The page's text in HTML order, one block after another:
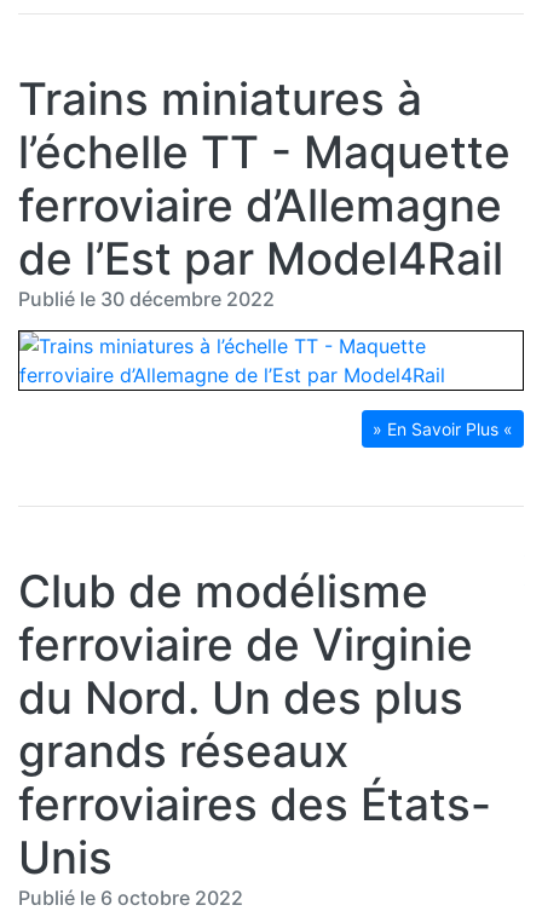
Trains miniatures à
l’échelle TT - Maquette
ferroviaire d’Allemagne
de l’Est par Model4Rail
Publié le 30 décembre 2022
» En Savoir Plus «
Club de modélisme
ferroviaire de Virginie
du Nord. Un des plus
grands réseaux
ferroviaires des États-
Unis
Publié le 6 octobre 2022